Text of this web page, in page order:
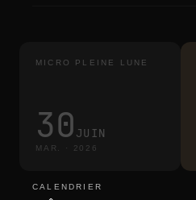
MICRO PLEINE LUNE
30 JUIN
MAR. · 2026
calendrier
CALENDRIER